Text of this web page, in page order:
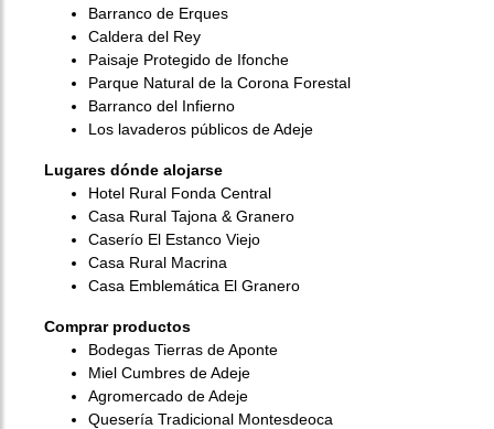
Barranco de Erques
Caldera del Rey
Paisaje Protegido de Ifonche
Parque Natural de la Corona Forestal
Barranco del Infierno
Los lavaderos públicos de Adeje
Lugares dónde alojarse
Hotel Rural Fonda Central
Casa Rural Tajona & Granero
Caserío El Estanco Viejo
Casa Rural Macrina
Casa Emblemática El Granero
Comprar productos
Bodegas Tierras de Aponte
Miel Cumbres de Adeje
Agromercado de Adeje
Quesería Tradicional Montesdeoca